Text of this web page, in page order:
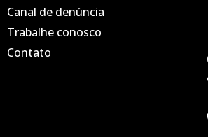
Canal de denúncia
Trabalhe conosco
Contato